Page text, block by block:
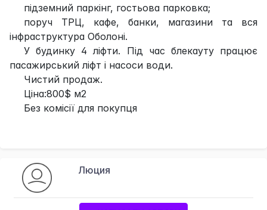
підземний паркінг, гостьова парковка;
поруч ТРЦ, кафе, банки, магазини та вся
інфраструктура Оболоні.
У будинку 4 ліфти. Під час блекауту працює
пасажирський ліфт і насоси води.
Чистий продаж.
Ціна:800$ м2
Без комісії для покупця
Люция